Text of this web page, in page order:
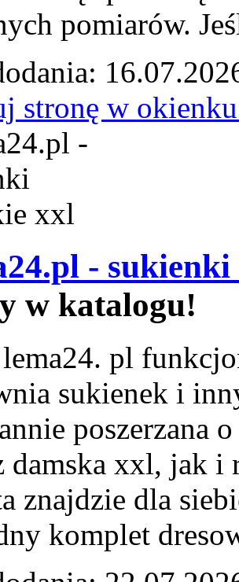
pomiarów.
stronę w
-
w katalogu!
pl
sukienek i
poszerzana
damska xxl, jak i
znajdzie dla
komplet